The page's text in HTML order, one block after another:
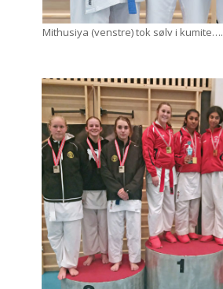
Mithusiya (venstre) tok sølv i kumite….